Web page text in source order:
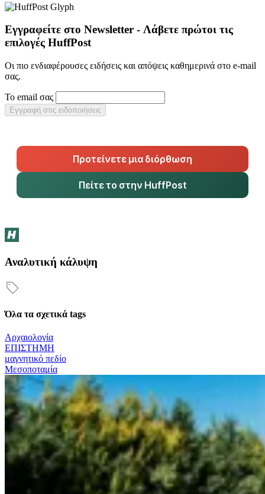
Εγγραφείτε στο Newsletter - Λάβετε πρώτοι τις
επιλογές HuffPost
Οι πιο ενδιαφέρουσες ειδήσεις και απόψεις καθημερινά στο e-mail
σας.
Το email σας
Εγγραφή στις ειδοποιήσεις
Προτείνετε μια διόρθωση
Πείτε το στην HuffPost
Αναλυτική κάλυψη
Όλα τα σχετικά tags
Αρχαιολογία
ΕΠΙΣΤΗΜΗ
μαγνητικό πεδίο
Μεσοποταμία